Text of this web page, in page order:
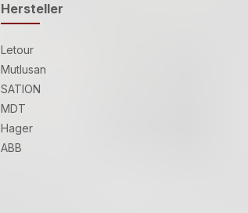
Hersteller
Letour
Mutlusan
SATION
MDT
Hager
ABB